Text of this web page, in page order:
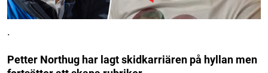
.
Petter Northug har lagt skidkarriären på hyllan men